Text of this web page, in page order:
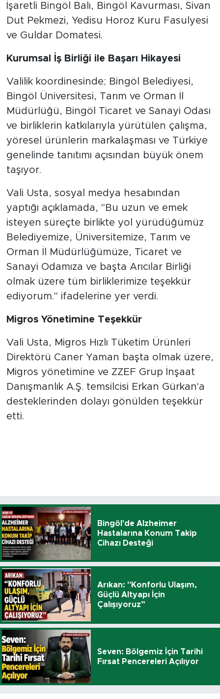
İşaretli Bingöl Balı, Bingöl Kavurması, Sivan
Dut Pekmezi, Yedisu Horoz Kuru Fasulyesi
ve Guldar Domatesi.
Kurumsal İş Birliği ile Başarı Hikayesi
Valilik koordinesinde; Bingöl Belediyesi,
Bingöl Üniversitesi, Tarım ve Orman İl
Müdürlüğü, Bingöl Ticaret ve Sanayi Odası
ve birliklerin katkılarıyla yürütülen çalışma,
yöresel ürünlerin markalaşması ve Türkiye
genelinde tanıtımı açısından büyük önem
taşıyor.
Vali Usta, sosyal medya hesabından
yaptığı açıklamada, "Bu uzun ve emek
isteyen süreçte birlikte yol yürüdüğümüz
Belediyemize, Üniversitemize, Tarım ve
Orman İl Müdürlüğümüze, Ticaret ve
Sanayi Odamıza ve başta Arıcılar Birliği
olmak üzere tüm birliklerimize teşekkür
ediyorum." ifadelerine yer verdi.
Migros Yönetimine Teşekkür
Vali Usta, Migros Hızlı Tüketim Ürünleri
Direktörü Caner Yaman başta olmak üzere,
Migros yönetimine ve ZZEF Grup İnşaat
Danışmanlık A.Ş. temsilcisi Erkan Gürkan'a
desteklerinden dolayı gönülden teşekkür
etti.
Bingöl'de Alzheimer
Hastalarına Konum Takip
Cihazı Desteği
Arıkan: "Konforlu Ulaşım,
Güçlü Altyapı İçin
Çalışıyoruz”
Seven: Bölgemiz İçin Tarihi
Fırsat Pencereleri Açılıyor